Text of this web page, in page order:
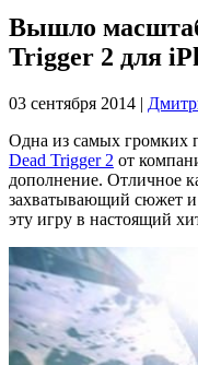
Вышло
Trigger 2 для
03 сентября 2014 |
Одна из самых громких
Dead Trigger 2 от
дополнение. Отличное
захватывающий сюжет
эту игру в настоящий